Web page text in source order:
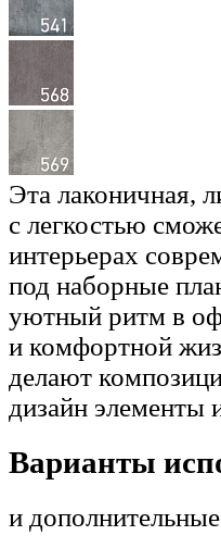
Эта лаконичная,
с легкостью
интерьерах
под наборные
уютный ритм в
и комфортной
делают
дизайн элементы
Варианты
и